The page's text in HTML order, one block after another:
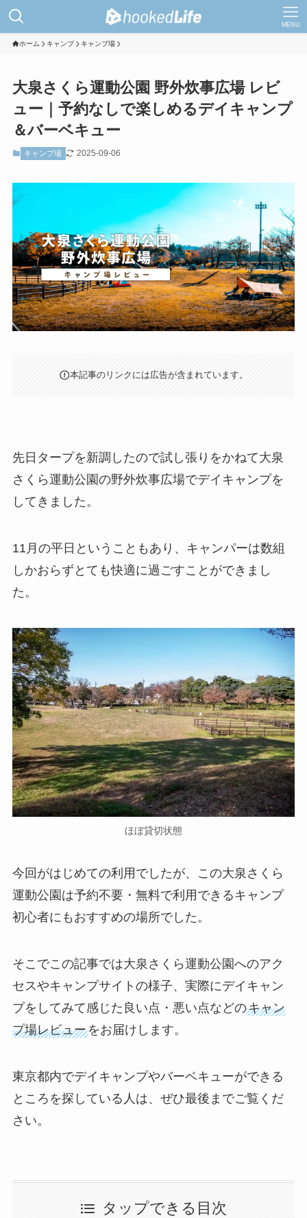
MENU
ホーム キャンプ キャンプ場
大泉さくら運動公園 野外炊事広場 レビ
ュー｜予約なしで楽しめるデイキャンプ
＆バーベキュー
キャンプ場 2025-09-06
本記事のリンクには広告が含まれています。
先日タープを新調したので試し張りをかねて大泉
さくら運動公園の野外炊事広場でデイキャンプを
してきました。
11月の平日ということもあり、キャンパーは数組
しかおらずとても快適に過ごすことができまし
た。
ほぼ貸切状態
今回がはじめての利用でしたが、この大泉さくら
運動公園は予約不要・無料で利用できるキャンプ
初心者にもおすすめの場所でした。
そこでこの記事では大泉さくら運動公園へのアク
セスやキャンプサイトの様子、実際にデイキャン
プをしてみて感じた良い点・悪い点などのキャン
プ場レビューをお届けします。
東京都内でデイキャンプやバーベキューができる
ところを探している人は、ぜひ最後までご覧くだ
さい。
タップできる目次